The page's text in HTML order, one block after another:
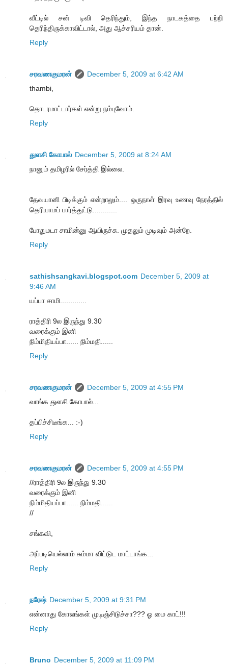
வீட்டில் சன் டிவி தெரிந்தும், இந்த நாடகத்தை பற்றி
தெரிந்திருக்காவிட்டால், அது ஆச்சரியம் தான்.
Reply
சரவணகுமரன்
December 5, 2009 at 6:42 AM
thambi,
தொடரமாட்டார்கள் என்று நம்புவோம்.
Reply
துளசி கோபால் December 5, 2009 at 8:24 AM
நானும் தமிழரில் சேர்த்தி இல்லை.
தேவயானி பிடிக்கும் என்றாலும்.... ஒருநாள் இரவு உணவு நேரத்தில்
தெரியாமப் பார்த்துட்டு............
போதுமடா சாமின்னு ஆயிருச்சு. முதலும் முடிவும் அன்றே.
Reply
sathishsangkavi.blogspot.com December 5, 2009 at
9:46 AM
யப்பா சாமி.............
ராத்திரி 9ல இருந்து 9.30
வரைக்கும் இனி
நிம்மிதியப்பா...... நிம்மதி......
Reply
சரவணகுமரன்
December 5, 2009 at 4:55 PM
வாங்க துளசி கோபால்...
தப்பிச்சிடீங்க... :-)
Reply
சரவணகுமரன்
December 5, 2009 at 4:55 PM
//ராத்திரி 9ல இருந்து 9.30
வரைக்கும் இனி
நிம்மிதியப்பா...... நிம்மதி......
//
சங்கவி,
அப்படியெல்லாம் சும்மா விட்டுட மாட்டாங்க...
Reply
நரேஷ் December 5, 2009 at 9:31 PM
என்னாது கோலங்கள் முடிஞ்சிடுச்சா??? ஓ மை காட்!!!
Reply
Bruno December 5, 2009 at 11:09 PM